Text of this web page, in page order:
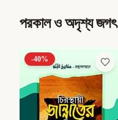
পরকাল ও অদৃশ্য জগৎ
-40%